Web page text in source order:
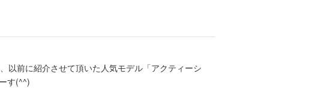
以前に紹介させて頂いた人気モデル「アクティーシ
す(^^)